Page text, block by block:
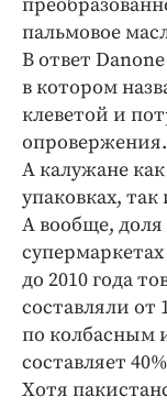
пальмовое
В ответ
в котором
клеветой и
А калужане
упаковках,
А вообще,
до 2010 года
составляли от
по колбасным
составляет
Хотя